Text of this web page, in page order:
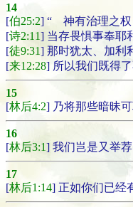
14
[伯25:2] “ 神有治理之权
[诗2:11] 当存畏惧事奉耶
[徒9:31] 那时犹太、加利
[来12:28] 所以我们既得
15
[林后4:2] 乃将那些暗昧
16
[林后3:1] 我们岂是又举
17
[林后1:14] 正如你们已经